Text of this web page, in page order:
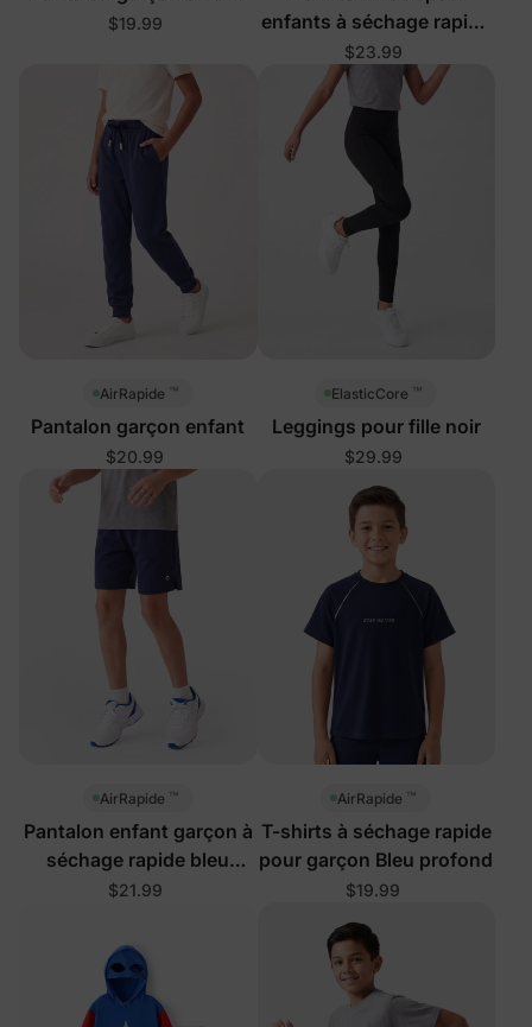
$19.99
enfants à séchage rapide
avec protection UPF
contre les éruptions
cutanées, verts
$23.99
AirRapide ™
Pantalon garçon enfant
$20.99
ElasticCore ™
Leggings pour fille noir
$29.99
AirRapide ™
Pantalon enfant garçon à
séchage rapide bleu
profond
$21.99
AirRapide ™
T-shirts à séchage rapide
pour garçon Bleu profond
$19.99